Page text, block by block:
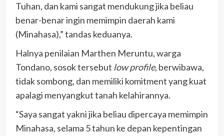
Tuhan, dan kami sangat mendukung jika beliau
benar-benar ingin memimpin daerah kami
(Minahasa),” tandas keduanya.
Halnya penilaian Marthen Meruntu, warga
Tondano, sosok tersebut low profile, berwibawa,
tidak sombong, dan memiliki komitment yang kuat
apalagi menyangkut tanah kelahirannya.
“Saya sangat yakni jika beliau dipercaya memimpin
Minahasa, selama 5 tahun ke depan kepentingan